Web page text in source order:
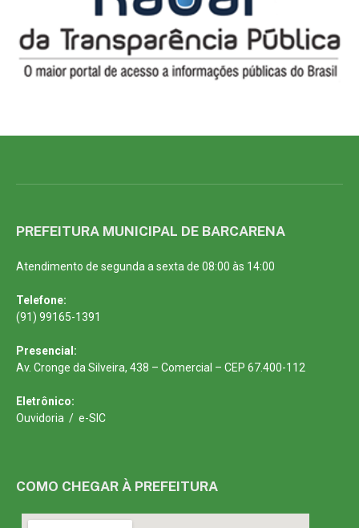
PREFEITURA MUNICIPAL DE BARCARENA
Atendimento de segunda a sexta de 08:00 às 14:00
Telefone:
(91) 99165-1391
Presencial:
Av. Cronge da Silveira, 438 – Comercial – CEP 67.400-112
Eletrônico:
Ouvidoria / e-SIC
COMO CHEGAR À PREFEITURA